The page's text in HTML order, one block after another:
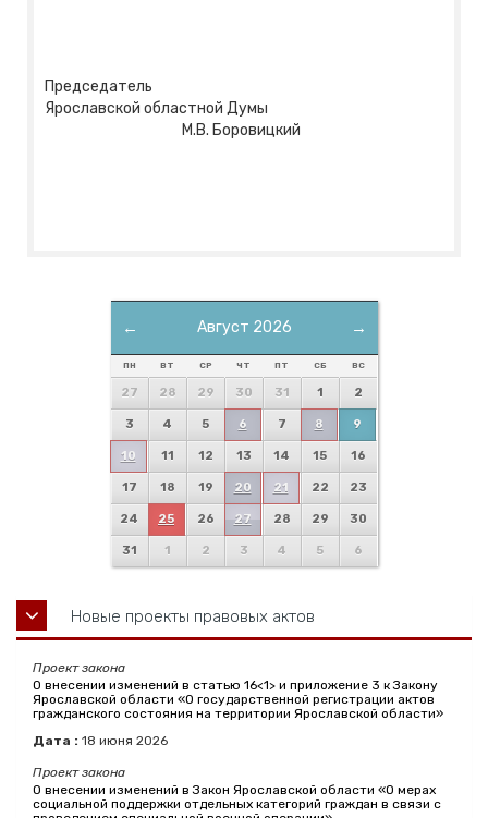
Председатель
Ярославской областной Думы
М.В. Боровицкий
← →
Август 2026
ПН ВТ СР ЧТ ПТ СБ ВС
27 28 29 30 31 1 2
3 4 5 6 7 8 9
10 11 12 13 14 15 16
17 18 19 20 21 22 23
24 25 26 27 28 29 30
31 1 2 3 4 5 6
Новые проекты правовых актов
Проект закона
О внесении изменений в статью 16<1> и приложение 3 к Закону
Ярославской области «О государственной регистрации актов
гражданского состояния на территории Ярославской области»
Дата : 18 июня 2026
Проект закона
О внесении изменений в Закон Ярославской области «О мерах
социальной поддержки отдельных категорий граждан в связи с